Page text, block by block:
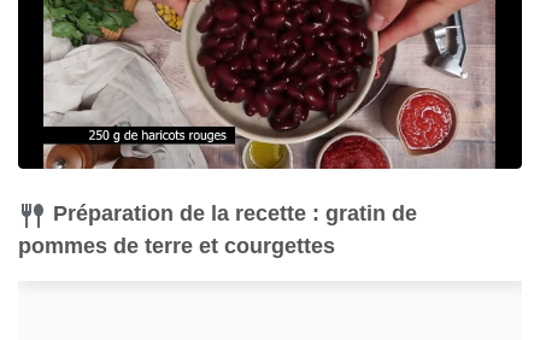
Préparation de la recette : gratin de
pommes de terre et courgettes